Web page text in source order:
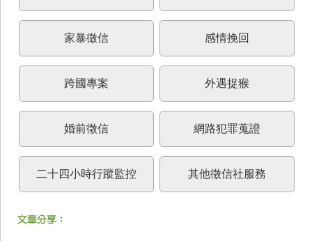
家暴徵信 感情挽回
跨國專案 外遇捉猴
婚前徵信 網路犯罪蒐證
二十四小時行蹤監控 其他徵信社服務